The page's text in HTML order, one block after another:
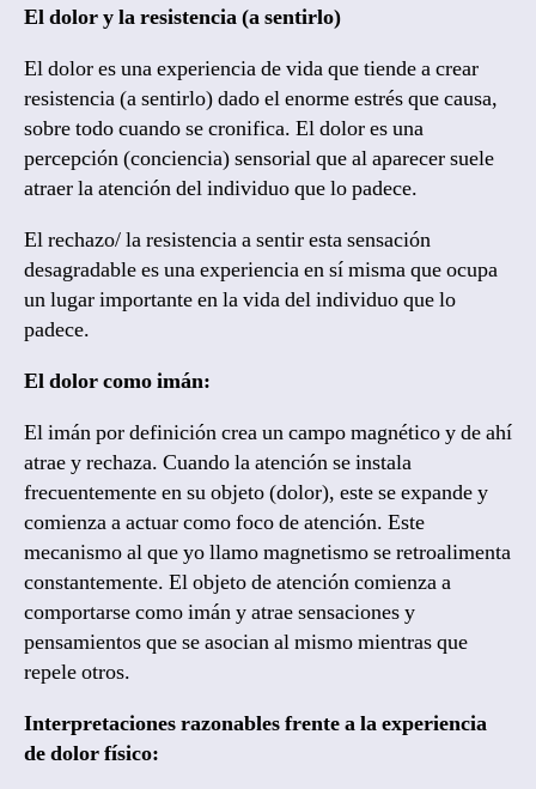
El dolor y la resistencia (a sentirlo)
El dolor es una experiencia de vida que tiende a crear
resistencia (a sentirlo) dado el enorme estrés que causa,
sobre todo cuando se cronifica. El dolor es una
percepción (conciencia) sensorial que al aparecer suele
atraer la atención del individuo que lo padece.
El rechazo/ la resistencia a sentir esta sensación
desagradable es una experiencia en sí misma que ocupa
un lugar importante en la vida del individuo que lo
padece.
El dolor como imán:
El imán por definición crea un campo magnético y de ahí
atrae y rechaza. Cuando la atención se instala
frecuentemente en su objeto (dolor), este se expande y
comienza a actuar como foco de atención. Este
mecanismo al que yo llamo magnetismo se retroalimenta
constantemente. El objeto de atención comienza a
comportarse como imán y atrae sensaciones y
pensamientos que se asocian al mismo mientras que
repele otros.
Interpretaciones razonables frente a la experiencia
de dolor físico: